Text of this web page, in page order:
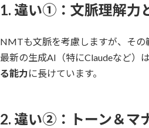
1. 違い①：文脈理解力
NMTも文脈を考慮しますが、その
最新の生成AI（特にClaudeなど）
る能力に長けています。
2. 違い②：トーン＆マ